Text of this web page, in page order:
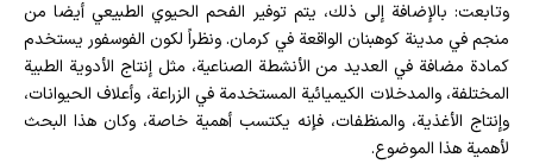
وتابعت: بالإضافة إلى ذلك، يتم توفير الفحم الحيوي الطبيعي أيضا من
منجم في مدينة كوهبنان الواقعة في كرمان. ونظراً لكون الفوسفور يستخدم
كمادة مضافة في العديد من الأنشطة الصناعية، مثل إنتاج الأدوية الطبية
المختلفة، والمدخلات الكيميائية المستخدمة في الزراعة، وأعلاف الحيوانات،
وإنتاج الأغذية، والمنظفات، فإنه يكتسب أهمية خاصة، وكان هذا البحث
لأهمية هذا الموضوع.